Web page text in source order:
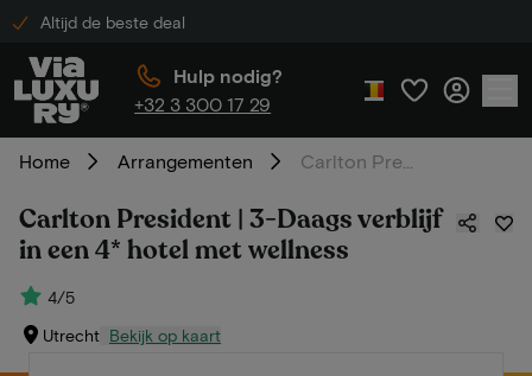
Altijd de beste deal
Hulp nodig?
+32 3 300 17 29
Home Arrangementen
Carlton President | 3-Daags verblijf
in een 4* hotel met wellness
4/5
Utrecht Bekijk op kaart